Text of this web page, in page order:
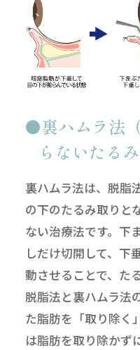
裏ハムラ法
らないたる
裏ハムラ法は、脱脂
の下のたるみ取りと
ない治療法です。下
しだけ切開して、下
動させることで、た
脱脂法と裏ハムラ法
た脂肪を「取り除く
は脂肪を取り除かず